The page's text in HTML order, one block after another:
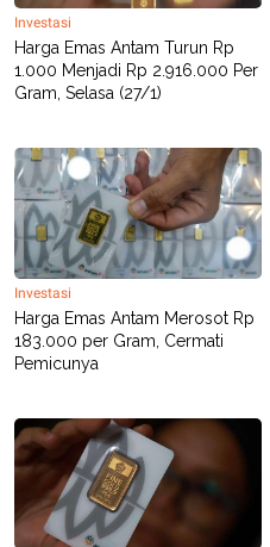
Investasi
Harga Emas Antam Turun Rp
1.000 Menjadi Rp 2.916.000 Per
Gram, Selasa (27/1)
Investasi
Harga Emas Antam Merosot Rp
183.000 per Gram, Cermati
Pemicunya